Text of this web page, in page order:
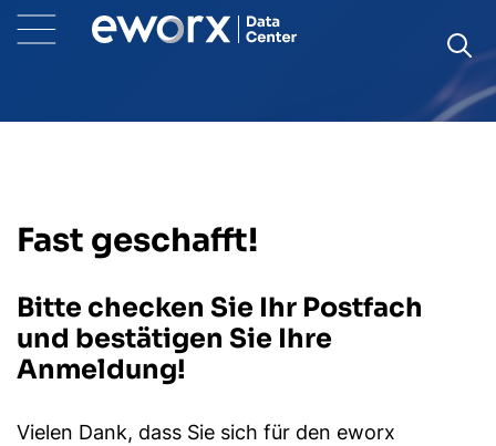
Fast geschafft!
Bitte checken Sie Ihr Postfach
und bestätigen Sie Ihre
Anmeldung!
Vielen Dank, dass Sie sich für den eworx